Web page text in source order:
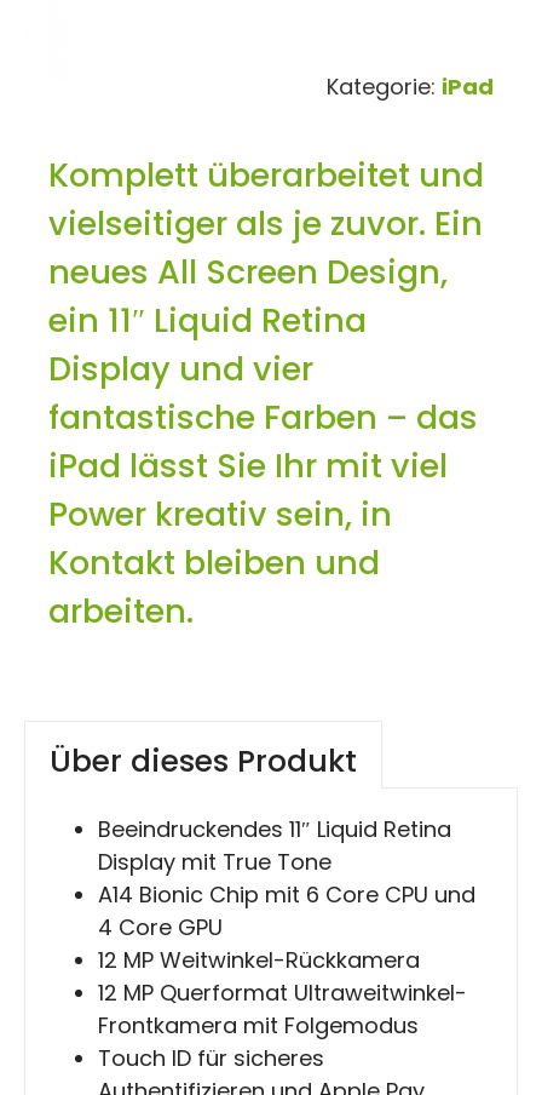
Kategorie: iPad
Komplett überarbeitet und
vielseitiger als je zuvor. Ein
neues All Screen Design,
ein 11″ Liquid Retina
Display und vier
fantastische Farben – das
iPad lässt Sie Ihr mit viel
Power kreativ sein, in
Kontakt bleiben und
arbeiten.
Über dieses Produkt
Beeindruckendes 11″ Liquid Retina
Display mit True Tone
A14 Bionic Chip mit 6 Core CPU und
4 Core GPU
12 MP Weitwinkel-Rückkamera
12 MP Querformat Ultraweitwinkel-
Frontkamera mit Folgemodus
Touch ID für sicheres